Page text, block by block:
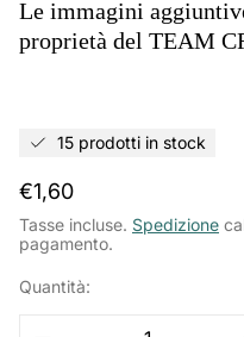
Le immagini
proprietà del TEAM
15 prodotti in stock
Prezzo
normale
€1,60
Tasse incluse. Spedizione
pagamento.
Quantità: